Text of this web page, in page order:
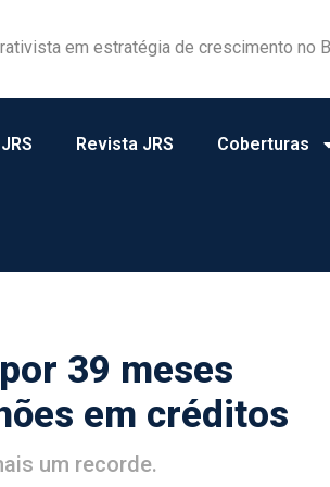
em estratégia de crescimento no
rendem homenagens ao JRS
Revista JRS Coberturas
39 meses
em créditos
um recorde.